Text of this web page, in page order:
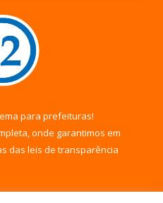
para prefeituras!
onde garantimos em
das leis de transparência